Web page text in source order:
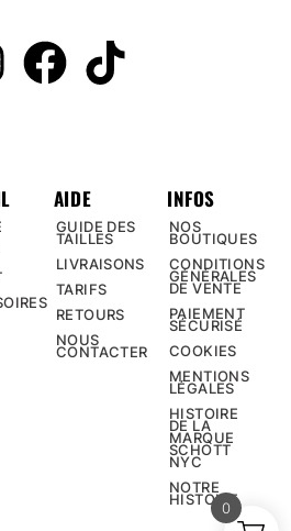
AIDE
GUIDE DES
TAILLES
LIVRAISONS
TARIFS
RETOURS
NOUS
CONTACTER
INFOS
NOS
BOUTIQUES
CONDITIONS
GÉNÉRALES
DE VENTE
PAIEMENT
SÉCURISÉ
COOKIES
MENTIONS
LÉGALES
HISTOIRE
DE LA
MARQUE
SCHOTT
NYC
NOTRE
HISTOIRE
0